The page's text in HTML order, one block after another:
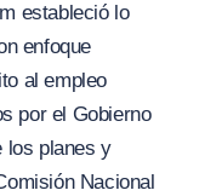
estableció lo
enfoque
al empleo
por el Gobierno
los planes y
Nacional